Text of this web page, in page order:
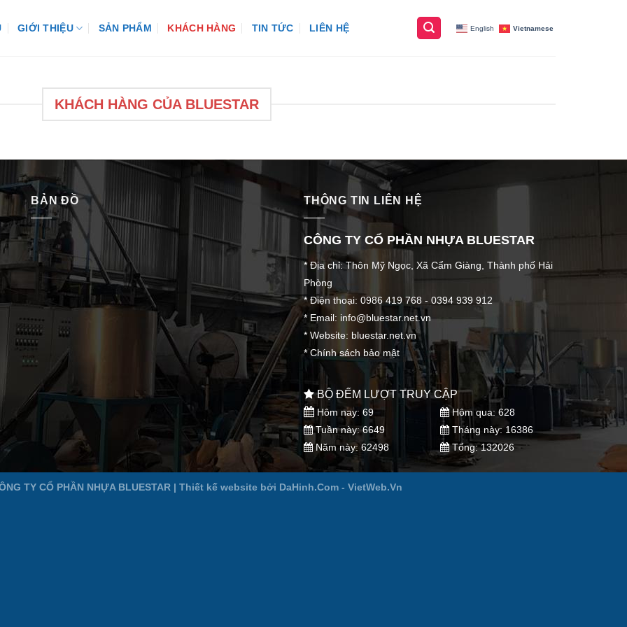
GIỚI THIỆU SẢN PHẨM KHÁCH HÀNG TIN TỨC LIÊN HỆ English Vietnamese
KHÁCH HÀNG CỦA BLUESTAR
BẢN ĐỒ THÔNG TIN LIÊN HỆ
CÔNG TY CỔ PHẦN NHỰA BLUESTAR
* Địa chỉ: Thôn Mỹ Ngọc, Xã Cẩm Giàng, Thành phố Hải
Phòng
* Điện thoại: 0986 419 768 - 0394 939 912
* Email: info@bluestar.net.vn
* Website: bluestar.net.vn
*Chính sách bảo mật
BỘ ĐẾM LƯỢT TRUY CẬP
Hôm nay: 69
Hôm qua: 628
Tuần này: 6649
Tháng này: 16386
Năm này: 62498
Tổng: 132026
TY CỔ PHẦN NHỰA BLUESTAR | Thiết kế website bởi DaHinh.Com - VietWeb.Vn